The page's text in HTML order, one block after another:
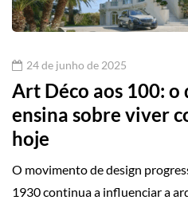
24 de junho de 2025
Art Déco aos 100: o
ensina sobre viver
hoje
O movimento de design
1930 continua a influenciar a